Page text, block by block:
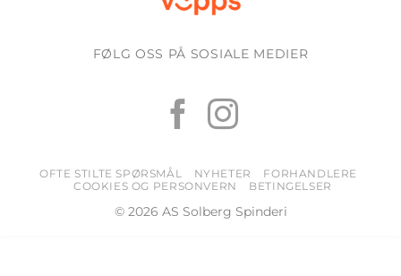
FØLG OSS PÅ SOSIALE MEDIER
OFTE STILTE SPØRSMÅL NYHETER
FORHANDLERE
COOKIES OG PERSONVERN
BETINGELSER
© 2026 AS Solberg Spinderi